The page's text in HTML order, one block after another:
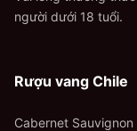
người dưới 18 tuổi.
Rượu vang Chile
Cabernet Sauvignon